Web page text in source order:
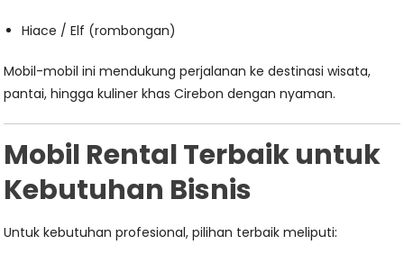
Hiace / Elf (rombongan)
Mobil-mobil ini mendukung perjalanan ke destinasi wisata,
pantai, hingga kuliner khas Cirebon dengan nyaman.
Mobil Rental Terbaik untuk
Kebutuhan Bisnis
Untuk kebutuhan profesional, pilihan terbaik meliputi: